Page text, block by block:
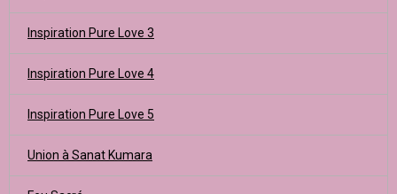
Inspiration Pure Love 3
Inspiration Pure Love 4
Inspiration Pure Love 5
Union à Sanat Kumara